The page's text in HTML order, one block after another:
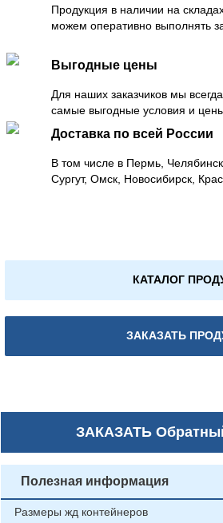
Продукция в наличии на
можем оперативно выполнять
Выгодные цены
Для наших заказчиков мы
самые выгодные условия и
Доставка по всей России
В том числе в Пермь,
Сургут, Омск, Новосибирск,
КАТАЛОГ
ЗАКАЗАТЬ
ЗАКАЗАТЬ
Полезная информация
Размеры жд контейнеров